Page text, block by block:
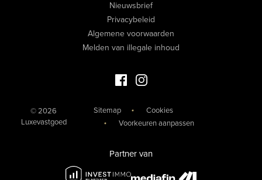
Nieuwsbrief
Privacybeleid
Algemene voorwaarden
Melden van illegale inhoud
Facebook Luxevastgoed
Instagram Luxevastgoed
© 2026
Luxevastgoed
Sitemap
Cookies
Voorkeuren aanpassen
Partner van